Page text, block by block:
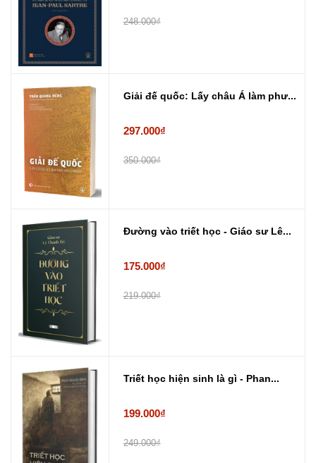
248.000₫
Giải đế quốc: Lấy châu Á làm phư...
297.000₫
350.000₫
Đường vào triết học - Giáo sư Lê...
175.000₫
219.000₫
Triết học hiện sinh là gì - Phan...
199.000₫
249.000₫